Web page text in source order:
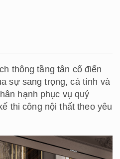
thông tầng tân cổ điển
sự sang trọng, cá tính và
hạnh phục vụ quý
thi công nội thất theo yêu